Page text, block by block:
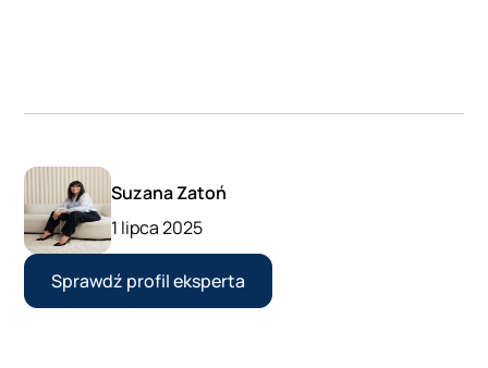
Suzana Zatoń
1 lipca 2025
Sprawdź profil eksperta